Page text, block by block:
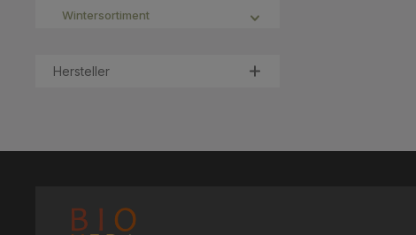
Wintersortiment
Hersteller